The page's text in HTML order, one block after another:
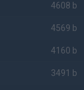
4608 b
4569 b
4160 b
3491 b